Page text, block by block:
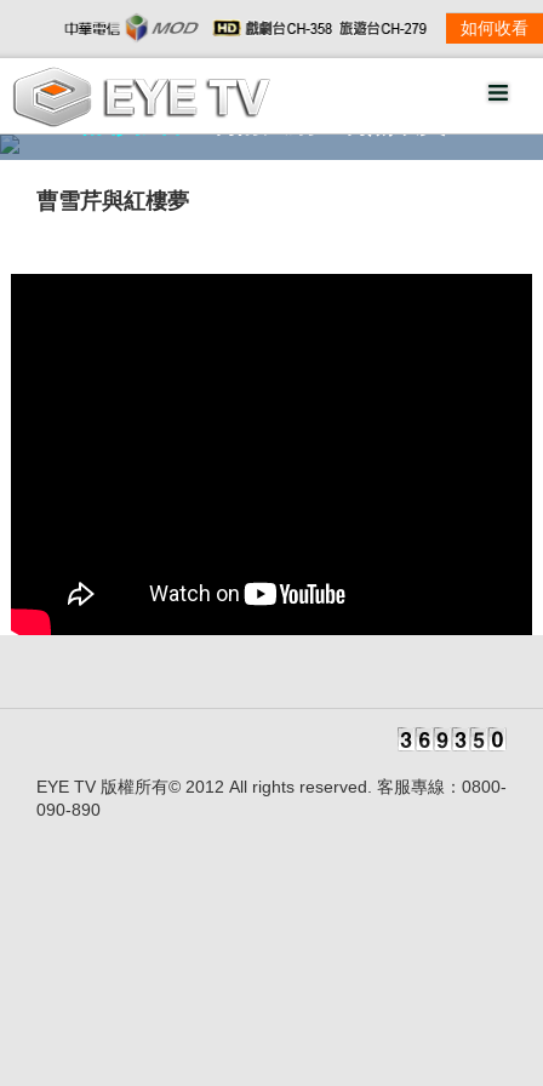
如何收看
精彩影音 劇情大綱
曹雪芹與紅樓夢
EYE TV 版權所有© 2012 All rights reserved. 客服專線：0800-
090-890